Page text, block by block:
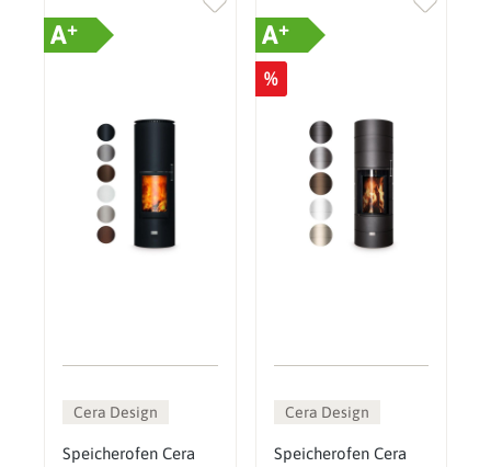
A+
Cera Design
Speicherofen Cera
A+
%
Cera Design
Speicherofen Cera